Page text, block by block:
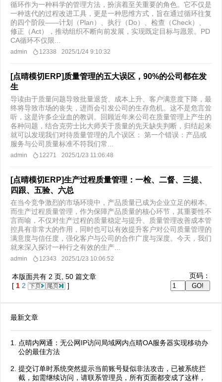
循环作为一种科学的管理方法，扮演着至关重要的角色。它不仅是
一种迭代的过程改进工具，更是一种思维方式，旨在通过循环往复
的四个阶段——计划（Plan）、执行（Do）、检查（Check）、
修正（Act），推动组织不断向前发展，实现既定目标与愿景。PD
CA循环不仅限...
admin 12338 2025/1/24 9:10:32
[点晴模切ERP]质量管理的五大误区，90%的公司都在发
生
导读由于质量问题导致批量退货、成本上升、客户满意度下降，最
终将导致市场的丧失，进而会引发公司的生存危机。这不是危言耸
听，这是许多企业血的教训。回顾近年来公司在质量管理上产生的
各种问题，结合克劳士比大师关于质量的先天缺失判断，归结起来
就可以发现我们对待质量管理的几个误区： 第一个错误：产品或
服务与公司质量标准不符我们常...
admin 12271 2025/1/23 11:06:48
[点晴模切ERP]生产过程质量管理：一检、二督、三提、
四跟、五验、六总
在当今竞争激烈的市场环境中，产品质量已成为企业立足的根本。
而生产过程质量管理，作为保障产品质量的核心环节，其重要性不
言而喻，不仅对生产过程的质量稳定与提升、质量管理改善成本管
控具有非常大的作用，同时也可以有效提升客户对公司质量管理的
满意度与信任度，强化客户与公司的合作广度与深度。今天，我们
就来深入探讨一种行之有效的生产...
admin 12343 2025/1/23 10:06:52
本版面共有 2 页, 50 篇文章
[ 1 2 ]
页码：
最新文章
点晴内网通：无公网IP访问局域网内点晴OA服务器实现移动办
公的最佳方法
提交订单时系统突然提示当前账号疑似非法攻击，已被系统拦
截，如需继续访问，请联系管理员，所有页面都变成了这样，